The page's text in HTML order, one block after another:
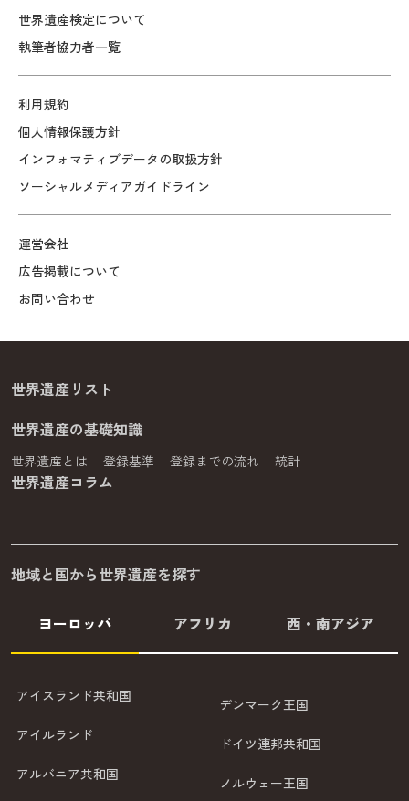
世界遺産検定について
執筆者協力者一覧
利用規約
個人情報保護方針
インフォマティブデータの取扱方針
ソーシャルメディアガイドライン
運営会社
広告掲載について
お問い合わせ
世界遺産リスト
世界遺産の基礎知識
世界遺産とは 登録基準 登録までの流れ 統計
世界遺産コラム
地域と国から世界遺産を探す
ヨーロッパ アフリカ 西・南アジア
アイスランド共和国
アイルランド
アルバニア共和国
デンマーク王国
ドイツ連邦共和国
ノルウェー王国